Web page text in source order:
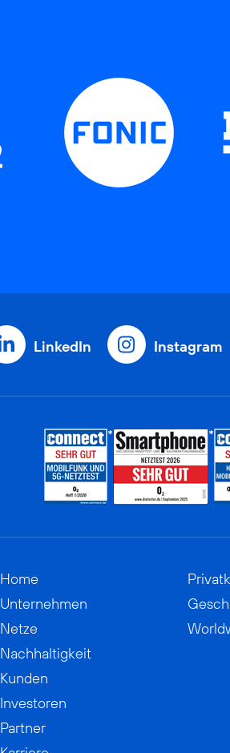
LinkedIn Instagram
Home
Unternehmen
Netze
Nachhaltigkeit
Kunden
Investoren
Partner